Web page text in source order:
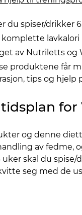
du spiser/drikker
av Nutriletts
produktene får
tips og hjelp
for
og denne
av fedme,
skal du
seg med de